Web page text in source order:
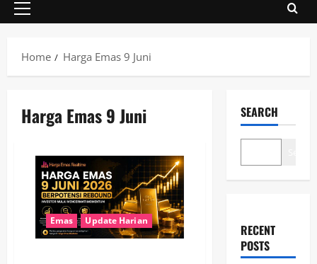
Primary
Home
Harga Emas 9 Juni
Harga Emas 9 Juni
Emas Update Harian
SEARCH
RECENT
POSTS